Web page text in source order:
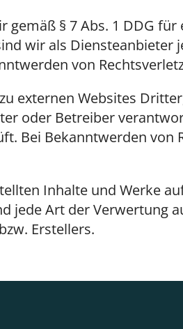
gemäß § 7 Abs. 1 DDG
wir als
von
externen Websites
oder Betreiber
Bei Bekanntwerden
Inhalte und Werke
jede Art der Verwertung
Erstellers.